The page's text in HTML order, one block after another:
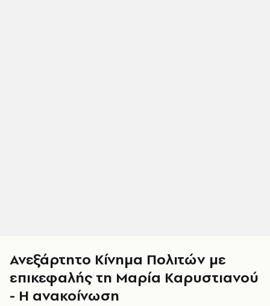
Ανεξάρτητο Κίνημα Πολιτών με
επικεφαλής τη Μαρία Καρυστιανού
- Η ανακοίνωση